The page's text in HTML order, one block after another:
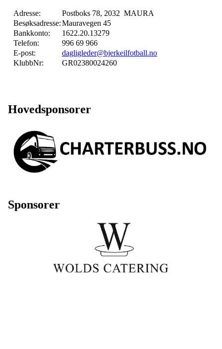
Adresse:
Postboks 78, 2032 MAURA
Besøksadresse:Mauravegen 45
Bankkonto:
1622.20.13279
Telefon:
996 69 966
E-post:
dagligleder@bjerkeilfotball.no
KlubbNr:
GR02380024260
Hovedsponsorer
Sponsorer